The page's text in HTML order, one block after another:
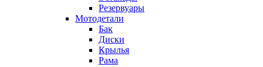
Резервуары
Мотодетали
Бак
Диски
Крылья
Рама